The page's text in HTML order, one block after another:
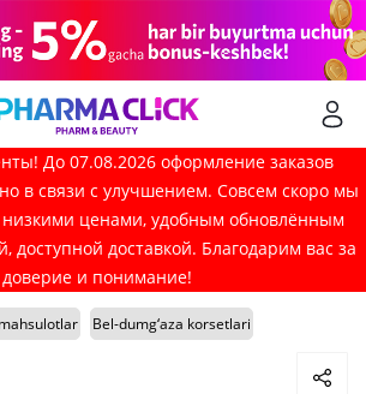
До 07.08.2026 оформление заказов
в связи с улучшением. Совсем скоро мы
низкими ценами, удобным обновлённым
доступной доставкой. Благодарим вас за
доверие и понимание!
Bel-dumg‘aza korsetlari